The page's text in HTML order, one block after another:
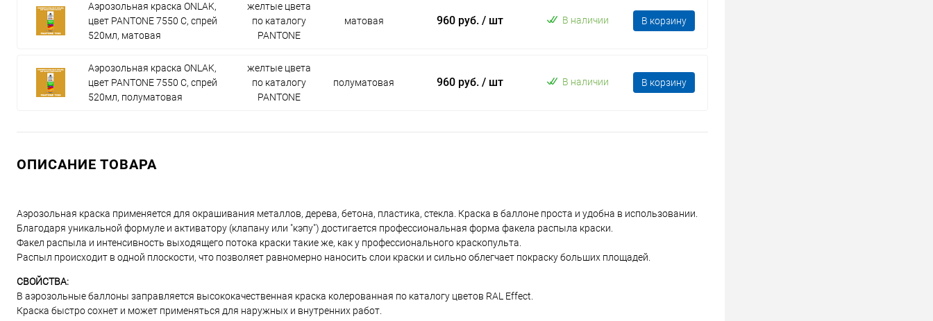
Аэрозольная краска ONLAK,
цвет PANTONE 7550 C, спрей
520мл, матовая
желтые цвета
по каталогу
PANTONE
матовая 960 руб. / шт В наличии В корзину
Аэрозольная краска ONLAK,
цвет PANTONE 7550 C, спрей
520мл, полуматовая
желтые цвета
по каталогу
PANTONE
полуматовая 960 руб. / шт В наличии В корзину
ОПИСАНИЕ ТОВАРА
Аэрозольная краска применяется для окрашивания металлов, дерева, бетона, пластика, стекла. Краска в баллоне проста и удобна в использовании.
Благодаря уникальной формуле и активатору (клапану или "кэпу") достигается профессиональная форма факела распыла краски.
Факел распыла и интенсивность выходящего потока краски такие же, как у профессионального краскопульта.
Распыл происходит в одной плоскости, что позволяет равномерно наносить слои краски и сильно облегчает покраску больших площадей.
СВОЙСТВА:
В аэрозольные баллоны заправляется высококачественная краска колерованная по каталогу цветов RAL Effect.
Краска быстро сохнет и может применяться для наружных и внутренних работ.